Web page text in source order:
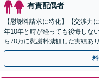
有責配偶者
【慰謝料請求に特化】【交渉力
年10年と時が経っても後悔しな
ら70万に慰謝料減額した実績あ
け、依頼者様の負担軽減に努め
料